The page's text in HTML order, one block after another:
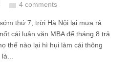
4 comments
thứ 7, trời Hà Nội lại mưa rả
cái luận văn MBA để tháng 8 trả
thế nào lại hì hụi làm cái thông